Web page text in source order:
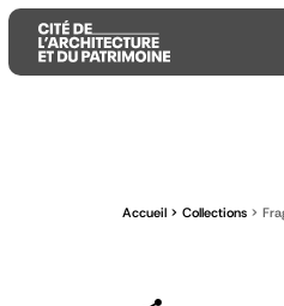
Accueil Collections